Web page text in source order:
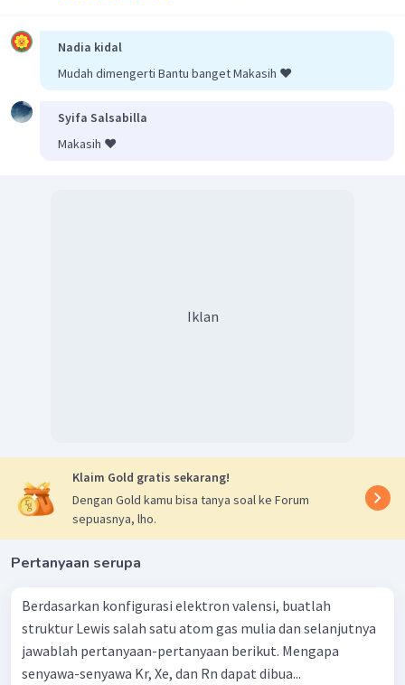
Nadia kidal
Mudah dimengerti Bantu banget Makasih ❤️
Syifa Salsabilla
Makasih ❤️
Iklan
Klaim Gold gratis sekarang!
Dengan Gold kamu bisa tanya soal ke Forum
sepuasnya, lho.
Pertanyaan serupa
Berdasarkan konfigurasi elektron valensi, buatlah
struktur Lewis salah satu atom gas mulia dan selanjutnya
jawablah pertanyaan-pertanyaan berikut. Mengapa
senyawa-senyawa Kr, Xe, dan Rn dapat dibua...